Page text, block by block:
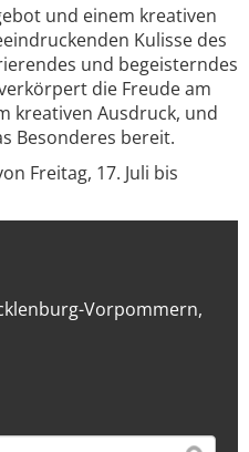
und einem kreativen
Kulisse des
und begeisterndes
die Freude am
kreativen Ausdruck, und
Besonderes bereit.
Freitag, 17. Juli bis
Vorpommern,